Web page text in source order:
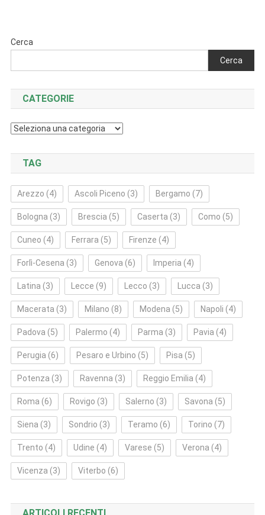
Cerca
Cerca
CATEGORIE
Categorie
TAG
Arezzo (4) Ascoli Piceno (3) Bergamo (7)
Bologna (3) Brescia (5) Caserta (3) Como (5)
Cuneo (4) Ferrara (5) Firenze (4)
Forlì‑Cesena (3) Genova (6) Imperia (4)
Latina (3) Lecce (9) Lecco (3) Lucca (3)
Macerata (3) Milano (8) Modena (5) Napoli (4)
Padova (5) Palermo (4) Parma (3) Pavia (4)
Perugia (6) Pesaro e Urbino (5) Pisa (5)
Potenza (3) Ravenna (3) Reggio Emilia (4)
Roma (6) Rovigo (3) Salerno (3) Savona (5)
Siena (3) Sondrio (3) Teramo (6) Torino (7)
Trento (4) Udine (4) Varese (5) Verona (4)
Vicenza (3) Viterbo (6)